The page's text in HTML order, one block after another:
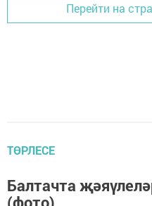
Перейти на
ТӨРЛЕСЕ
Балтачта
(фото)